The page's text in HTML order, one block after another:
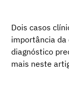
Dois casos
importância da
diagnóstico
mais neste